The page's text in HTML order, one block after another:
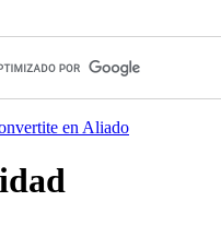
en Aliado